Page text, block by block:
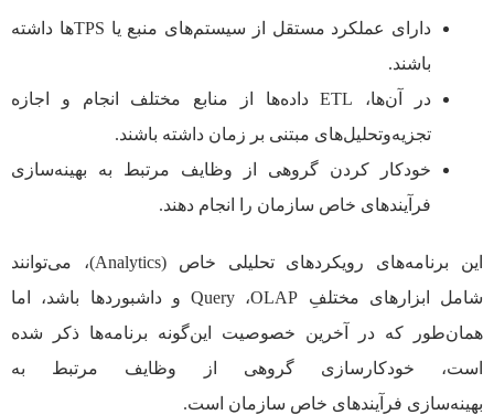
دارای عملکرد مستقل از سیستم‌های منبع یا TPS‌ها داشته
باشند.
در آن‌ها، ETL داده‌ها از منابع مختلف انجام و اجازه
تجزیه‌وتحلیل‌های مبتنی بر زمان داشته باشند.
خودکار کردن گروهی از وظایف مرتبط به بهینه‌سازی
فرآیندهای خاص سازمان را انجام دهند.
این برنامه‌های رویکردهای تحلیلی خاص (Analytics)، می‌توانند
شامل ابزارهای مختلفِ Query ،OLAP و داشبوردها باشد، اما
همان‌طور که در آخرین خصوصیت این‌گونه برنامه‌ها ذکر شده
است، خودکارسازی گروهی از وظایف مرتبط به
بهینه‌سازی فرآیندهای خاص سازمان است.